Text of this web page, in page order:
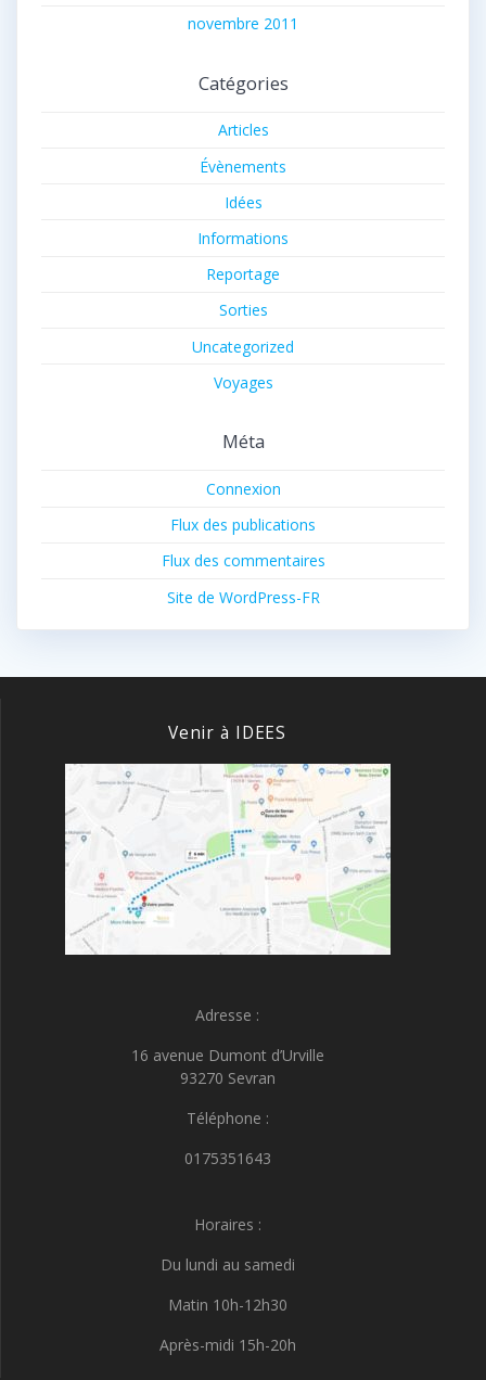
novembre 2011
Catégories
Articles
Évènements
Idées
Informations
Reportage
Sorties
Uncategorized
Voyages
Méta
Connexion
Flux des publications
Flux des commentaires
Site de WordPress-FR
Venir à IDEES
Adresse :
16 avenue Dumont d’Urville
93270 Sevran
Téléphone :
0175351643
Horaires :
Du lundi au samedi
Matin 10h-12h30
Après-midi 15h-20h